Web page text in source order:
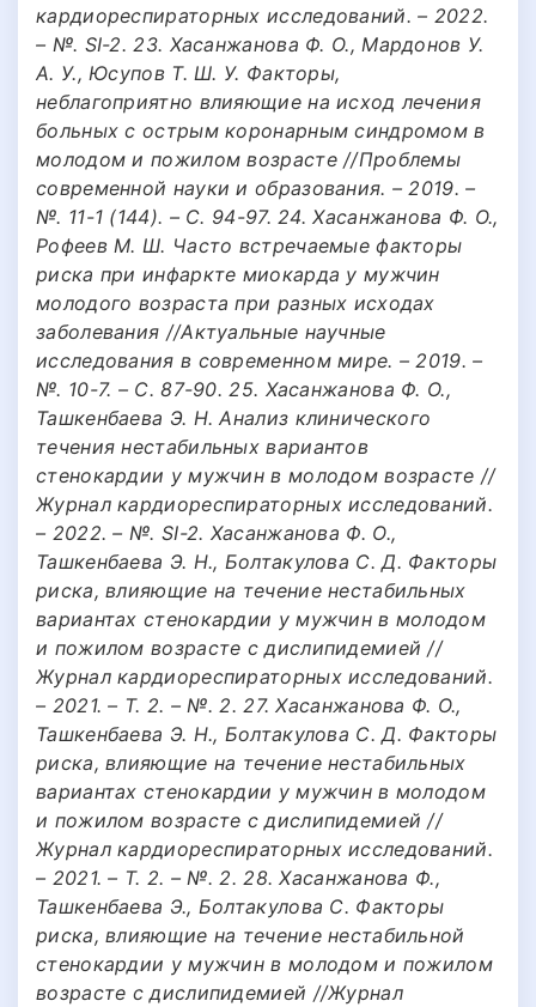
кардиореспираторных исследований. – 2022.
– №. SI-2. 23. Хасанжанова Ф. О., Мардонов У.
А. У., Юсупов Т. Ш. У. Факторы,
неблагоприятно влияющие на исход лечения
больных с острым коронарным синдромом в
молодом и пожилом возрасте //Проблемы
современной науки и образования. – 2019. –
№. 11-1 (144). – С. 94-97. 24. Хасанжанова Ф. О.,
Рофеев М. Ш. Часто встречаемые факторы
риска при инфаркте миокарда у мужчин
молодого возраста при разных исходах
заболевания //Актуальные научные
исследования в современном мире. – 2019. –
№. 10-7. – С. 87-90. 25. Хасанжанова Ф. О.,
Ташкенбаева Э. Н. Анализ клинического
течения нестабильных вариантов
стенокардии у мужчин в молодом возрасте //
Журнал кардиореспираторных исследований.
– 2022. – №. SI-2. Хасанжанова Ф. О.,
Ташкенбаева Э. Н., Болтакулова С. Д. Факторы
риска, влияющие на течение нестабильных
вариантах стенокардии у мужчин в молодом
и пожилом возрасте с дислипидемией //
Журнал кардиореспираторных исследований.
– 2021. – Т. 2. – №. 2. 27. Хасанжанова Ф. О.,
Ташкенбаева Э. Н., Болтакулова С. Д. Факторы
риска, влияющие на течение нестабильных
вариантах стенокардии у мужчин в молодом
и пожилом возрасте с дислипидемией //
Журнал кардиореспираторных исследований.
– 2021. – Т. 2. – №. 2. 28. Хасанжанова Ф.,
Ташкенбаева Э., Болтакулова С. Факторы
риска, влияющие на течение нестабильной
стенокардии у мужчин в молодом и пожилом
возрасте с дислипидемией //Журнал